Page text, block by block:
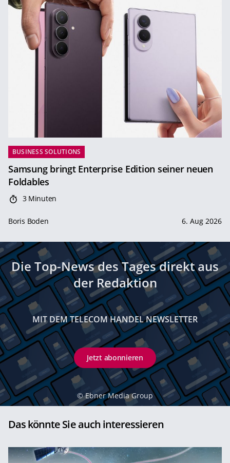
BUSINESS SOLUTIONS
Samsung bringt Enterprise Edition seiner neuen
Foldables
3 Minuten
Boris Boden 6. Aug 2026
Die Top-News des Tages direkt aus
der Redaktion
MIT DEM TELECOM HANDEL NEWSLETTER
Jetzt abonnieren
© Ebner Media Group
Das könnte Sie auch interessieren